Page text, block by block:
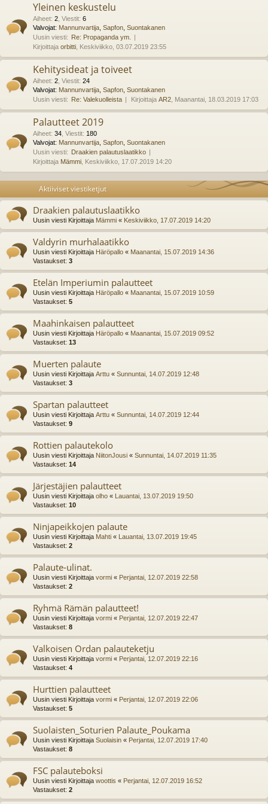
Yleinen keskustelu
Aiheet: 2 Viestit: 6
Valvojat: Mannunvartija Sapfon Suontakanen
Uusin viesti:
Re: Propaganda ym.
Kirjoittaja orbitti , Keskiviikko, 03.07.2019 23:55
Kehitysideat ja toiveet
Aiheet: 2 Viestit: 24
Valvojat: Mannunvartija Sapfon Suontakanen
Uusin viesti:
Re: Valekuolleista Kirjoittaja AR2 , Maanantai, 18.03.2019 17:03
Palautteet 2019
Aiheet: 34 Viestit: 180
Valvojat: Mannunvartija Sapfon Suontakanen
Uusin viesti:
Draakien palautuslaatikko
Kirjoittaja Mämmi , Keskiviikko, 17.07.2019 14:20
Aktiiviset viestiketjut
Draakien palautuslaatikko
Uusin viesti Kirjoittaja Mämmi « Keskiviikko, 17.07.2019 14:20
Valdyrin murhalaatikko
Uusin viesti Kirjoittaja Häröpallo « Maanantai, 15.07.2019 14:36
Vastaukset: 3
Etelän Imperiumin palautteet
Uusin viesti Kirjoittaja Häröpallo « Maanantai, 15.07.2019 10:59
Vastaukset: 5
Maahinkaisen palautteet
Uusin viesti Kirjoittaja Häröpallo « Maanantai, 15.07.2019 09:52
Vastaukset: 13
Muerten palaute
Uusin viesti Kirjoittaja Arttu « Sunnuntai, 14.07.2019 12:48
Vastaukset: 3
Spartan palautteet
Uusin viesti Kirjoittaja Arttu « Sunnuntai, 14.07.2019 12:44
Vastaukset: 9
Rottien palautekolo
Uusin viesti Kirjoittaja NiitonJousi « Sunnuntai, 14.07.2019 11:35
Vastaukset: 14
Järjestäjien palautteet
Uusin viesti Kirjoittaja olho «
Lauantai, 13.07.2019 19:50
Vastaukset: 10
Ninjapeikkojen palaute
Uusin viesti Kirjoittaja Mahti «
Lauantai, 13.07.2019 19:45
Vastaukset: 2
Palaute-ulinat.
Uusin viesti Kirjoittaja vormi « Perjantai, 12.07.2019 22:58
Vastaukset: 2
Ryhmä Rämän palautteet!
Uusin viesti Kirjoittaja vormi « Perjantai, 12.07.2019 22:47
Vastaukset: 8
Valkoisen Ordan palauteketju
Uusin viesti Kirjoittaja vormi « Perjantai, 12.07.2019 22:16
Vastaukset: 4
Hurttien palautteet
Uusin viesti Kirjoittaja vormi « Perjantai, 12.07.2019 22:06
Vastaukset: 5
Suolaisten_Soturien Palaute_Poukama
Uusin viesti Kirjoittaja Suolaisin « Perjantai, 12.07.2019 17:40
Vastaukset: 8
FSC palauteboksi
Uusin viesti Kirjoittaja woottis « Perjantai, 12.07.2019 16:52
Vastaukset: 2